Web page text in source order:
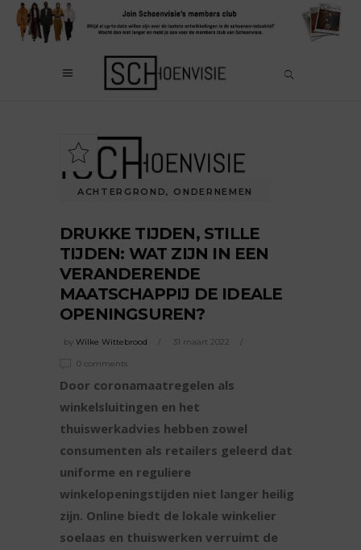
ACHTERGROND, ONDERNEMEN
DRUKKE TIJDEN, STILLE
TIJDEN: WAT ZIJN IN EEN
VERANDERENDE
MAATSCHAPPIJ DE IDEALE
OPENINGSUREN?
by Wilke Wittebrood 31 maart 2022
0 comments
Door coronamaatregelen als
winkelsluitingen en het
thuiswerkadvies hebben zowel
consumenten als retailers geleerd dat
uniforme en reguliere
winkelopeningstijden niet langer heilig
zijn. Online biedt de lokale winkelier
soelaas en thuiswerken verruimt de